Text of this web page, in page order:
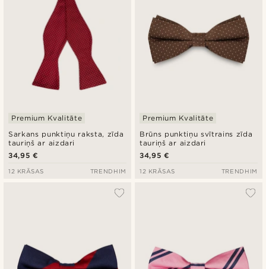
Sarkans punktiņu raksta, zīda
tauriņš ar aizdari
Premium Kvalitāte
34,95 €
12 KRĀSAS TRENDHIM
Brūns punktiņu svītrains zīda
tauriņš ar aizdari
Premium Kvalitāte
34,95 €
12 KRĀSAS TRENDHIM